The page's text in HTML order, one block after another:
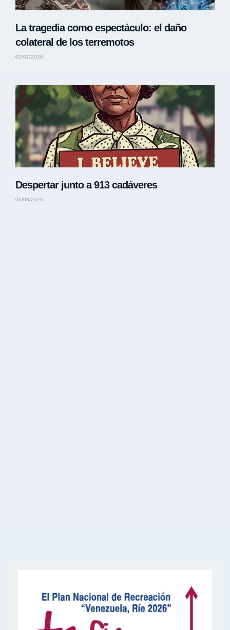
La tragedia como espectáculo: el daño
colateral de los terremotos
02/07/2026
Despertar junto a 913 cadáveres
06/08/2026